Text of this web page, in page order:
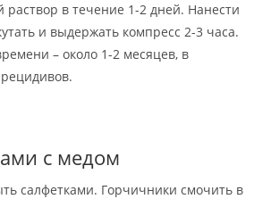
в течение 1-2 дней. Нанести
и выдержать компресс 2-3 часа.
– около 1-2 месяцев, в
с медом
салфетками. Горчичники смочить в